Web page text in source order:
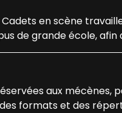
Cadets en scène
de grande école,
aux
formats et des